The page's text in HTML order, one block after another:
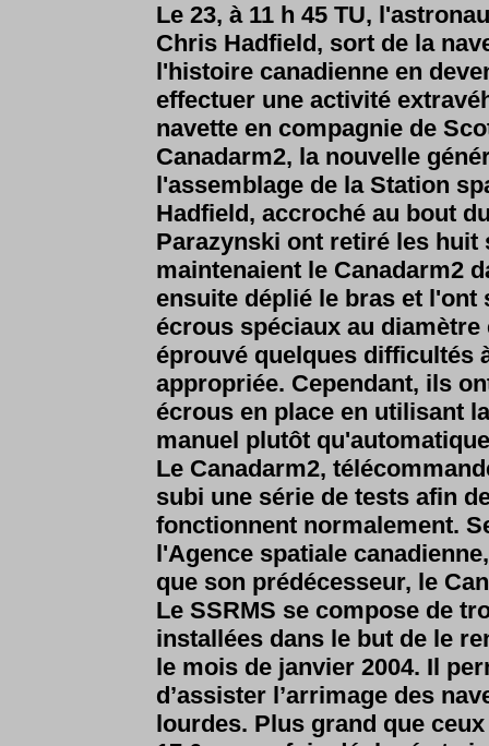
Le 23, à 11 h 45 TU,
Chris Hadfield, sort de la
l'histoire canadienne en
effectuer une activité
navette en compagnie de
Canadarm2, la nouvelle
l'assemblage de la Station
Hadfield, accroché au bout
Parazynski ont retiré les
maintenaient le Canadarm2
ensuite déplié le bras et
écrous spéciaux au
éprouvé quelques difficultés
appropriée. Cependant, ils
écrous en place en utilisant
manuel plutôt
Le Canadarm2,
subi une série de tests afin
fonctionnent normalement.
l'Agence spatiale
que son prédécesseur, le
Le SSRMS se compose de
installées dans le but de le
le mois de janvier 2004. Il
d’assister l’arrimage des
lourdes. Plus grand que